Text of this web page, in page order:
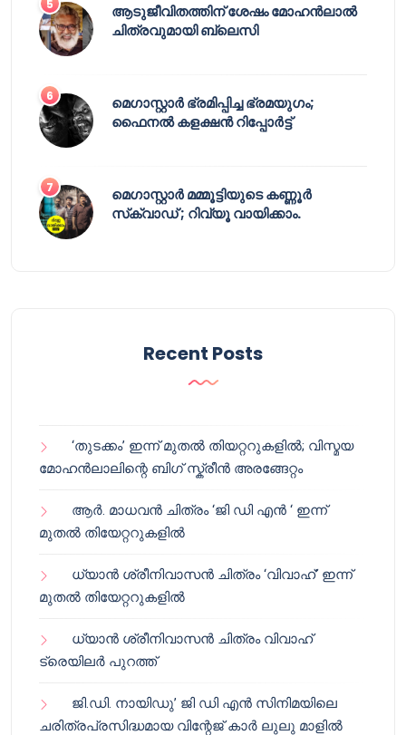
ആടുജീവിതത്തിന് ശേഷം മോഹൻലാൽ
ചിത്രവുമായി ബ്ലെസി
മെഗാസ്റ്റാർ ഭ്രമിപ്പിച്ച ഭ്രമയുഗം;
ഫൈനൽ കളക്ഷൻ റിപ്പോർട്ട്
മെഗാസ്റ്റാർ മമ്മൂട്ടിയുടെ കണ്ണൂർ
സ്‌ക്വാഡ് ; റിവ്യൂ വായിക്കാം.
Recent Posts
‘തുടക്കം’ ഇന്ന് മുതൽ തിയറ്ററുകളിൽ; വിസ്മയ
മോഹൻലാലിന്റെ ബിഗ് സ്ക്രീൻ അരങ്ങേറ്റം
ആർ. മാധവൻ ചിത്രം ‘ജി ഡി എൻ ‘ ഇന്ന്
മുതൽ തിയേറ്ററുകളിൽ
ധ്യാൻ ശ്രീനിവാസൻ ചിത്രം ‘വിവാഹ്’ ഇന്ന്
മുതൽ തിയേറ്ററുകളിൽ
ധ്യാൻ ശ്രീനിവാസൻ ചിത്രം വിവാഹ്
ട്രെയിലർ പുറത്ത്
ജി.ഡി. നായിഡു’ ജി ഡി എൻ സിനിമയിലെ
ചരിത്രപ്രസിദ്ധമായ വിന്റേജ് കാർ ലുലു മാളിൽ